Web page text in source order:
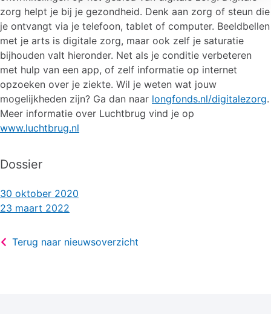
zorg helpt je bij je gezondheid. Denk aan zorg of steun die
je ontvangt via je telefoon, tablet of computer. Beeldbellen
met je arts is digitale zorg, maar ook zelf je saturatie
bijhouden valt hieronder. Net als je conditie verbeteren
met hulp van een app, of zelf informatie op internet
opzoeken over je ziekte. Wil je weten wat jouw
mogelijkheden zijn? Ga dan naar longfonds.nl/digitalezorg.
Meer informatie over Luchtbrug vind je op
www.luchtbrug.nl
Dossier
30 oktober 2020
23 maart 2022
Terug naar nieuwsoverzicht